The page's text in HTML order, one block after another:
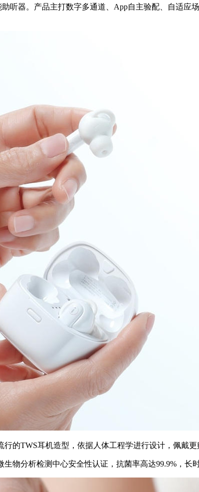
器。产品主打数字多通道、App自主验配、自适应
的TWS耳机造型，依据人体工程学进行设计，佩戴更
物分析检测中心安全性认证，抗菌率高达99.9%，长